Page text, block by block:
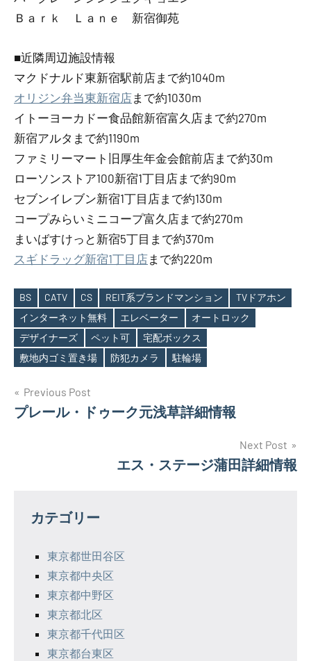
Ｂａｒｋ Ｌａｎｅ 新宿御苑
■近隣周辺施設情報
マクドナルド東新宿駅前店まで約1040m
オリジン弁当東新宿店まで約1030m
イトーヨーカドー食品館新宿富久店まで約270m
新宿アルタまで約1190m
ファミリーマート旧厚生年金会館前店まで約30m
ローソンストア100新宿1丁目店まで約90m
セブンイレブン新宿1丁目店まで約130m
コープみらいミニコープ富久店まで約270m
まいばすけっと新宿5丁目まで約370m
スギドラッグ新宿1丁目店まで約220m
Tags
BS CATV CS REIT系ブランドマンション
TVドアホン
インターネット無料
エレベーター
オートロック
デザイナーズ
ペット可
宅配ボックス
敷地内ゴミ置き場
防犯カメラ 駐輪場
投
稿
ー
Previous Post
プレール・ドゥーク元浅草詳細情報
Next Post
エス・ステージ蒲田詳細情報
カテゴリー
東京都世田谷区
東京都中央区
東京都中野区
東京都北区
東京都千代田区
東京都台東区